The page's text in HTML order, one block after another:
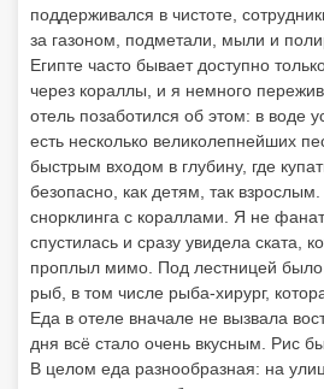
поддерживался в чистоте,
за газоном, подметали, мыли и
Египте часто бывает доступно
через кораллы, и я немного
отель позаботился об этом: в воде
есть несколько великолепнейших
быстрым входом в глубину, где
безопасно, как детям, так
снорклинга с кораллами. Я не
спустилась и сразу увидела ската,
проплыл мимо. Под лестницей
рыб, в том числе рыба-хирург,
Еда в отеле вначале не вызвала
дня всё стало очень вкусным. Рис
В целом еда разнообразная: на